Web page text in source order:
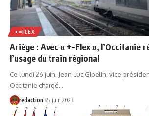
+=FLEX
Ariège : Avec « +=Flex », l’Occitanie
l’usage du train régional
Ce lundi 26 juin, Jean-Luc Gibelin, vice-
Occitanie chargé…
redaction 27 juin 2023